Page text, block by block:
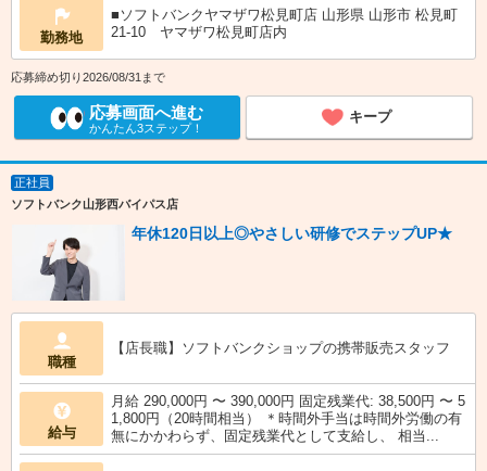
勤務地
■ソフトバンクヤマザワ松見町店 山形県 山形市 松見町
21‐10 ヤマザワ松見町店内
応募締め切り2026/08/31まで
応募画面へ進む
かんたん3ステップ！
キープ
正社員
ソフトバンク山形西バイパス店
年休120日以上◎やさしい研修でステップUP★
職種
【店長職】ソフトバンクショップの携帯販売スタッフ
給与
月給 290,000円 〜 390,000円 固定残業代: 38,500円 〜 5
1,800円（20時間相当） ＊時間外手当は時間外労働の有
無にかかわらず、固定残業代として支給し、 相当...